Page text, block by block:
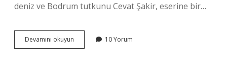
deniz ve Bodrum tutkunu Cevat Şakir, eserine bir…
Devamını okuyun
Burina
10 Yorum